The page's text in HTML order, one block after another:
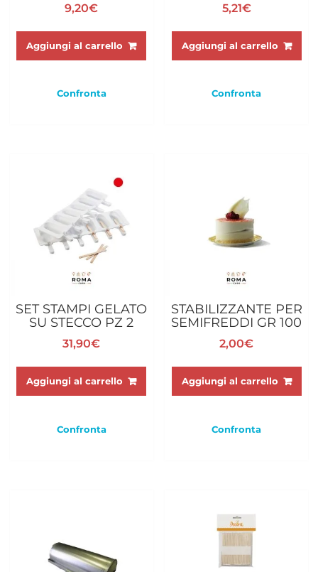
9,20€
Aggiungi al carrello
Confronta
5,21€
Aggiungi al carrello
Confronta
SET STAMPI GELATO
SU STECCO PZ 2
31,90€
Aggiungi al carrello
Confronta
STABILIZZANTE PER
SEMIFREDDI GR 100
2,00€
Aggiungi al carrello
Confronta